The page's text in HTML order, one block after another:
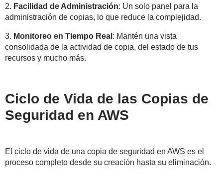
2. Facilidad de Administración: Un solo panel para la
administración de copias, lo que reduce la complejidad.
3. Monitoreo en Tiempo Real : Mantén una vista
consolidada de la actividad de copia, del estado de tus
recursos y mucho más.
Ciclo de Vida de las Copias de
Seguridad en AWS
El ciclo de vida de una copia de seguridad en AWS es el
proceso completo desde su creación hasta su eliminación.